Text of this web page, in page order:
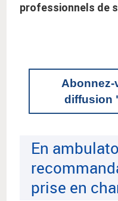
professionnels de
Abonnez-
diffusion
En
prise en